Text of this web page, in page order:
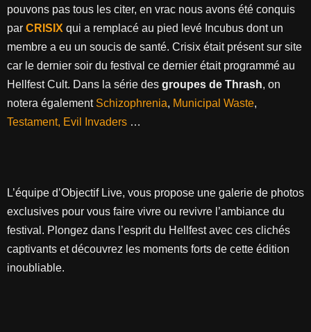
pouvons pas tous les citer, en vrac nous avons été conquis
par CRISIX qui a remplacé au pied levé Incubus dont un
membre a eu un soucis de santé. Crisix était présent sur site
car le dernier soir du festival ce dernier était programmé au
Hellfest Cult. Dans la série des groupes de Thrash, on
notera également Schizophrenia, Municipal Waste,
Testament, Evil Invaders …
L’équipe d’Objectif Live, vous propose une galerie de photos
exclusives pour vous faire vivre ou revivre l’ambiance du
festival. Plongez dans l’esprit du Hellfest avec ces clichés
captivants et découvrez les moments forts de cette édition
inoubliable.